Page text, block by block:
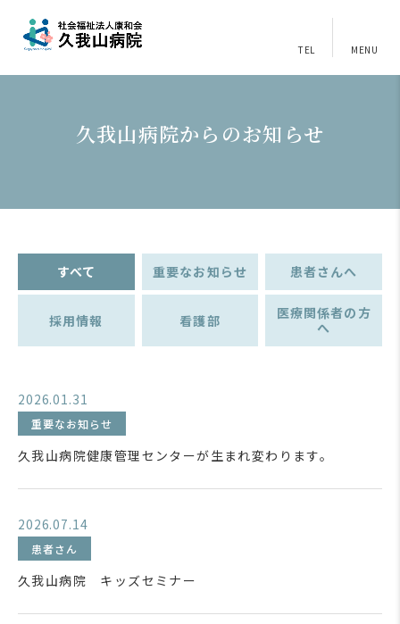
TEL MENU
久我山病院からのお知らせ
すべて 重要なお知らせ 患者さんへ
採用情報 看護部
医療関係者の方
へ
2026.01.31
重要なお知らせ
久我山病院健康管理センターが生まれ変わります。
2026.07.14
患者さん
久我山病院 キッズセミナー